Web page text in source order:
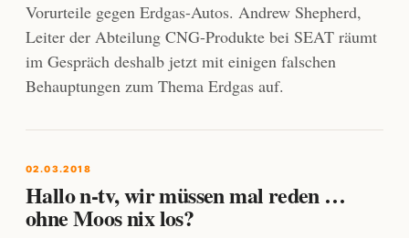
Vorurteile gegen Erdgas-Autos. Andrew Shepherd,
Leiter der Abteilung CNG-Produkte bei SEAT räumt
im Gespräch deshalb jetzt mit einigen falschen
Behauptungen zum Thema Erdgas auf.
02.03.2018
Hallo n-tv, wir müssen mal reden …
ohne Moos nix los?